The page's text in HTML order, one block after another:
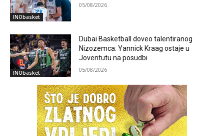
INObasket
05/08/2026
INObasket
Dubai Basketball doveo talentiranog
Nizozemca: Yannick Kraag ostaje u
Joventutu na posudbi
05/08/2026